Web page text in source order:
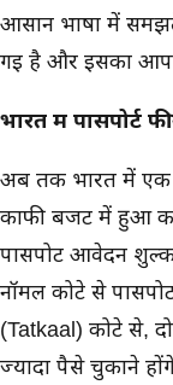
आसान भाषा में
गई है और इसका आप
भारत में पासपोर्ट
अब तक भारत में एक
काफी बजट में हुआ
पासपोर्ट आवेदन
नॉर्मल कोटे से
(Tatkaal) कोटे से,
ज्यादा पैसे चुकाने